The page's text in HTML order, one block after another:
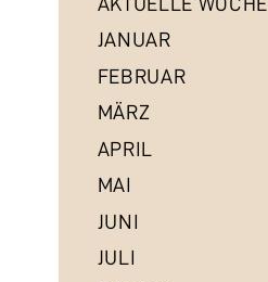
JANUAR
FEBRUAR
MÄRZ
APRIL
MAI
JUNI
JULI